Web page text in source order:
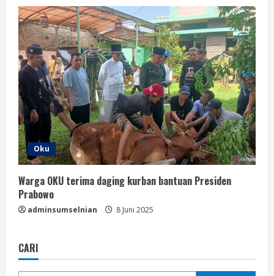
Oku
Warga OKU terima daging kurban bantuan Presiden
Prabowo
adminsumselnian 8 Juni 2025
CARI